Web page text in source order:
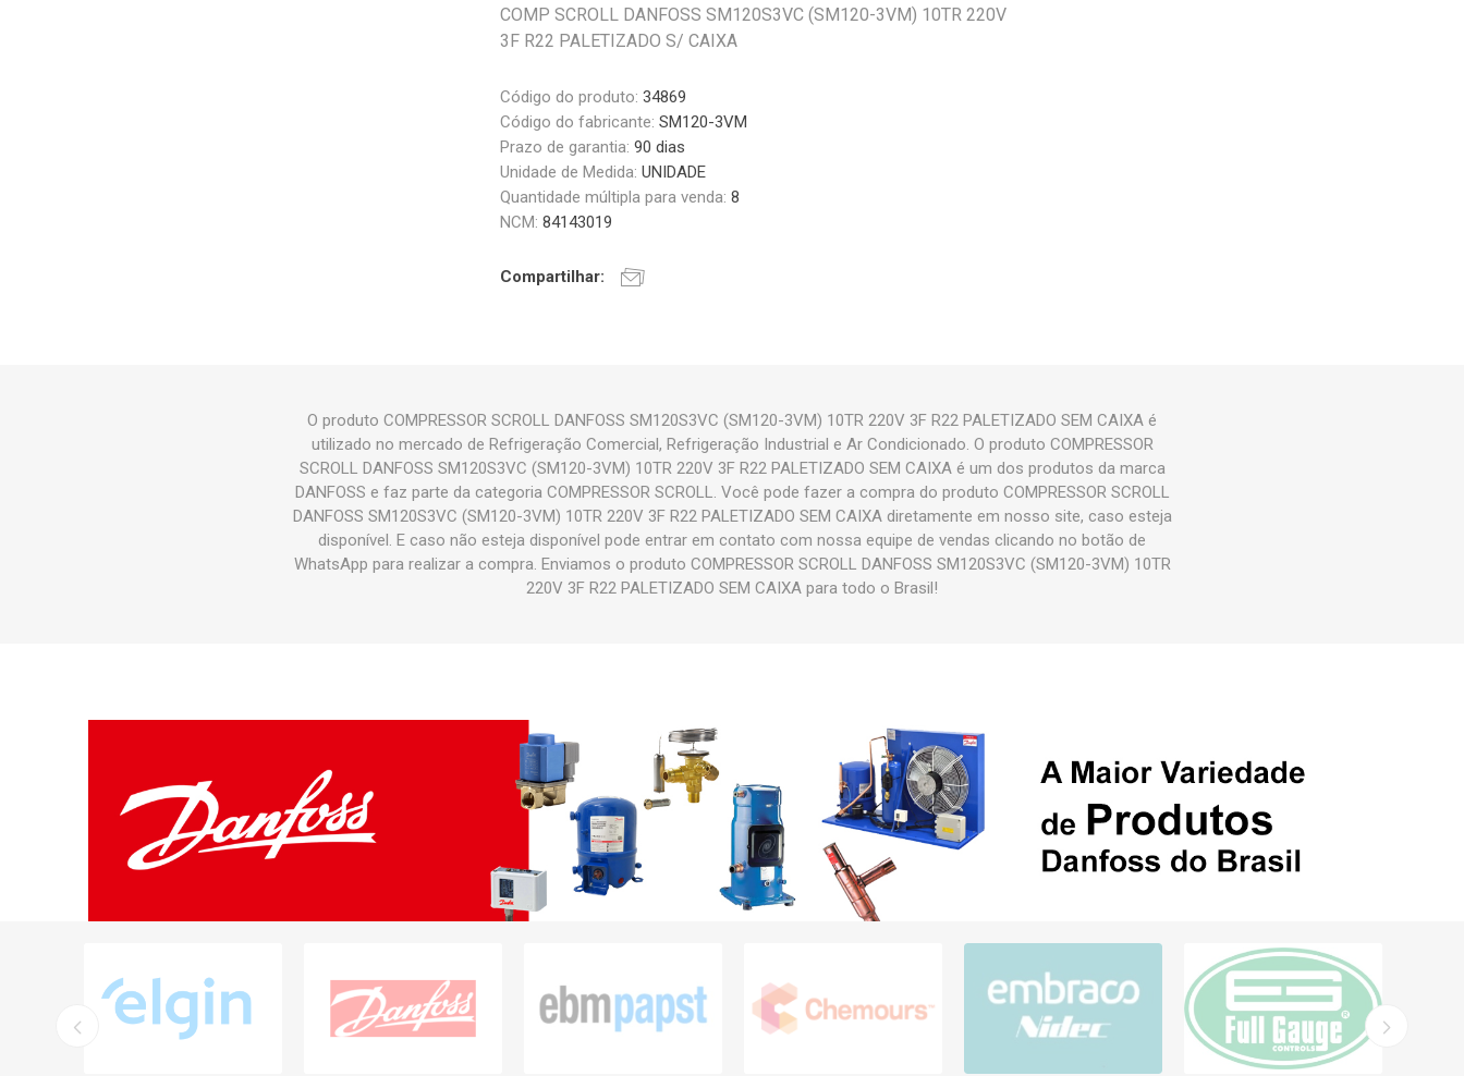
COMP SCROLL DANFOSS SM120S3VC (SM120-3VM) 10TR 220V
3F R22 PALETIZADO S/ CAIXA
Código do produto: 34869
Código do fabricante: SM120-3VM
Prazo de garantia:90 dias
Unidade de Medida:UNIDADE
Quantidade múltipla para venda:8
NCM:84143019
Compartilhar:
O produto COMPRESSOR SCROLL DANFOSS SM120S3VC (SM120-3VM) 10TR 220V 3F R22 PALETIZADO SEM CAIXA é
utilizado no mercado de Refrigeração Comercial, Refrigeração Industrial e Ar Condicionado. O produto COMPRESSOR
SCROLL DANFOSS SM120S3VC (SM120-3VM) 10TR 220V 3F R22 PALETIZADO SEM CAIXA é um dos produtos da marca
DANFOSS e faz parte da categoria COMPRESSOR SCROLL. Você pode fazer a compra do produto COMPRESSOR SCROLL
DANFOSS SM120S3VC (SM120-3VM) 10TR 220V 3F R22 PALETIZADO SEM CAIXA diretamente em nosso site, caso esteja
disponível. E caso não esteja disponível pode entrar em contato com nossa equipe de vendas clicando no botão de
WhatsApp para realizar a compra. Enviamos o produto COMPRESSOR SCROLL DANFOSS SM120S3VC (SM120-3VM) 10TR
220V 3F R22 PALETIZADO SEM CAIXA para todo o Brasil!